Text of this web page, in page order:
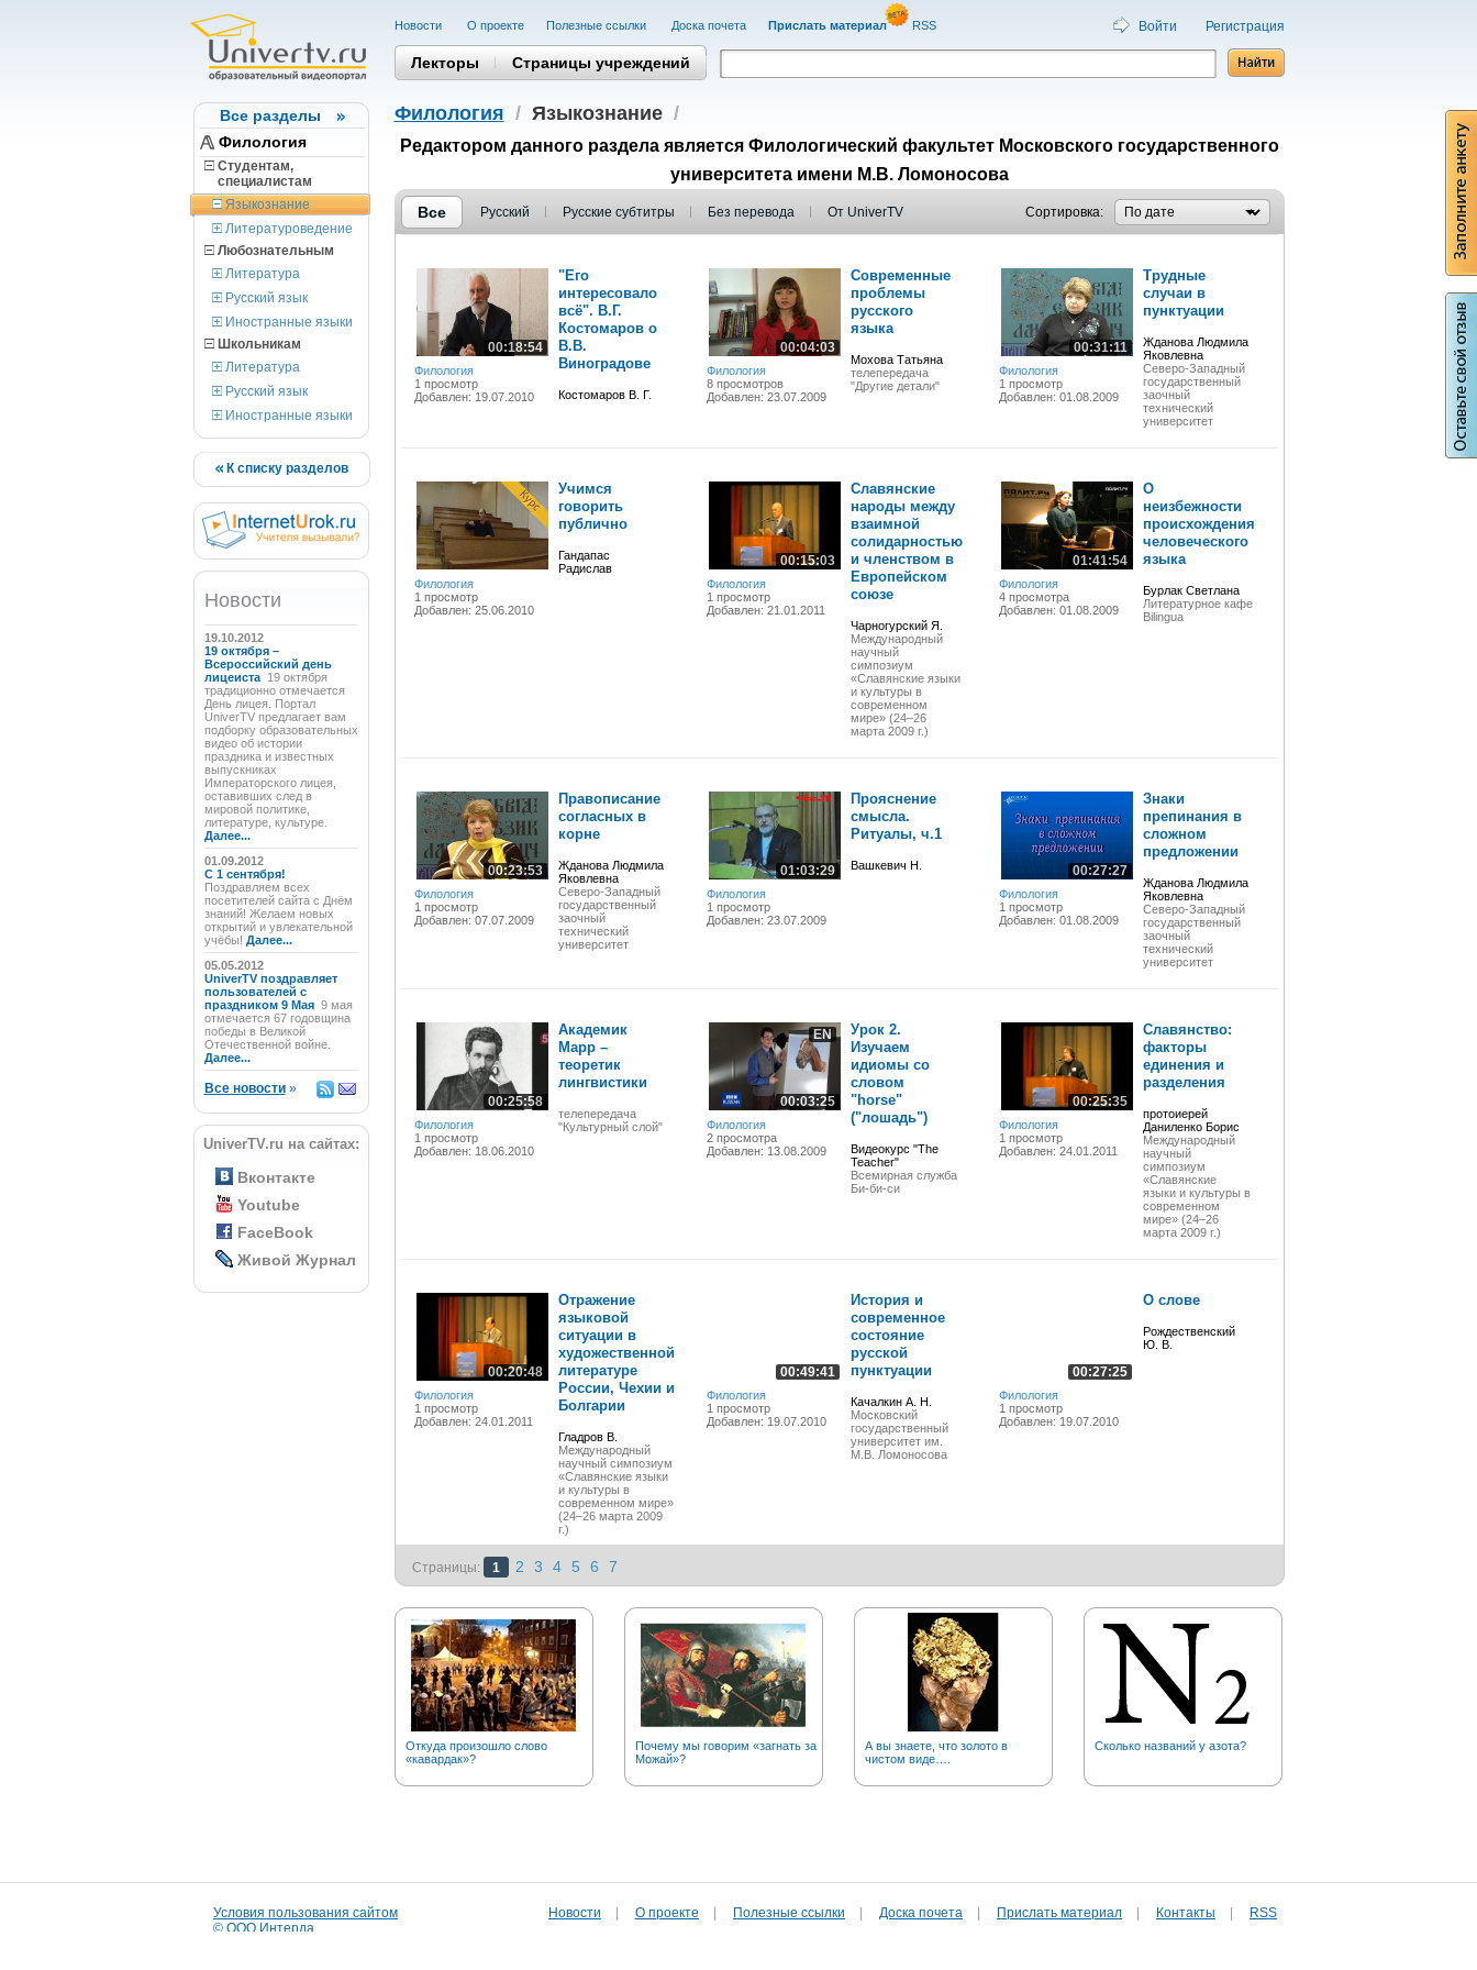
Все разделы
Филология
Студентам,
cпециалистам
Языкознание
Литературоведение
Любознательным
Литература
Русский язык
Иностранные языки
Школьникам
Литература
Русский язык
Иностранные языки
К списку разделов
Новости
19.10.2012
19 октября –
Всероссийский день
лицеиста 19 октября
традиционно отмечается
День лицея. Портал
UniverTV предлагает вам
подборку образовательных
видео об истории
праздника и известных
выпускниках
Императорского лицея,
оставивших след в
мировой политике,
литературе, культуре.
Далее...
01.09.2012
C 1 сентября!
Поздравляем всех
посетителей сайта с Днём
знаний! Желаем новых
открытий и увлекательной
учёбы! Далее...
05.05.2012
UniverTV поздравляет
пользователей с
праздником 9 Мая 9 мая
отмечается 67 годовщина
победы в Великой
Отечественной войне.
Далее...
Все новости»
UniverTV.ru на сайтах:
Вконтакте
Youtube
FaceBook
Живой Журнал
Новости О проекте Полезные cсылки Доска почета Прислать материал RSS Войти Регистрация
Лекторы Страницы учреждений
Филология / Языкознание/
Редактором данного раздела является Филологический факультет Московского государственного
университета имени М.В. Ломоносова
Все Русский Русские субтитры Без перевода От UniverTV Сортировка:
00:18:54
Филология
1 просмотр
Добавлен: 19.07.2010
"Его
интересовало
всё". В.Г.
Костомаров о
В.В.
Виноградове
Костомаров В. Г.
00:04:03
Филология
8 просмотров
Добавлен: 23.07.2009
Современные
проблемы
русского
языка
Мохова Татьяна
телепередача
"Другие детали"
00:31:11
Филология
1 просмотр
Добавлен: 01.08.2009
Трудные
случаи в
пунктуации
Жданова Людмила
Яковлевна
Северо-Западный
государственный
заочный
технический
университет
Филология
1 просмотр
Добавлен: 25.06.2010
Учимся
говорить
публично
Гандапас
Радислав
00:15:03
Филология
1 просмотр
Добавлен: 21.01.2011
Славянские
народы между
взаимной
солидарностью
и членством в
Европейском
cоюзе
Чарногурский Я.
Международный
научный
симпозиум
«Славянские языки
и культуры в
современном
мире» (24–26
марта 2009 г.)
01:41:54
Филология
4 просмотра
Добавлен: 01.08.2009
О
неизбежности
происхождения
человеческого
языка
Бурлак Светлана
Литературное кафе
Вilingua
00:23:53
Филология
1 просмотр
Добавлен: 07.07.2009
Правописание
согласных в
корне
Жданова Людмила
Яковлевна
Северо-Западный
государственный
заочный
технический
университет
01:03:29
Филология
1 просмотр
Добавлен: 23.07.2009
Прояснение
смысла.
Ритуалы, ч.1
Вашкевич Н. 00:27:27
Филология
1 просмотр
Добавлен: 01.08.2009
Знаки
препинания в
сложном
предложении
Жданова Людмила
Яковлевна
Северо-Западный
государственный
заочный
технический
университет
00:25:58
Филология
1 просмотр
Добавлен: 18.06.2010
Академик
Марр –
теоретик
лингвистики
телепередача
"Культурный слой"
EN
00:03:25
Филология
2 просмотра
Добавлен: 13.08.2009
Урок 2.
Изучаем
идиомы со
словом
"horse"
("лошадь")
Видеокурс "The
Teacher"
Всемирная служба
Би-би-си
00:25:35
Филология
1 просмотр
Добавлен: 24.01.2011
Славянство:
факторы
единения и
разделения
протоиерей
Даниленко Борис
Международный
научный
симпозиум
«Славянские
языки и культуры в
современном
мире» (24–26
марта 2009 г.)
00:20:48
Филология
1 просмотр
Добавлен: 24.01.2011
Отражение
языковой
ситуации в
художественной
литературе
России, Чехии и
Болгарии
Гладров В.
Международный
научный симпозиум
«Славянские языки
и культуры в
современном мире»
(24–26 марта 2009
г.)
00:49:41
Филология
1 просмотр
Добавлен: 19.07.2010
История и
современное
состояние
русской
пунктуации
Качалкин А. Н.
Московский
государственный
университет им.
М.В. Ломоносова
00:27:25
Филология
1 просмотр
Добавлен: 19.07.2010
О слове
Рождественский
Ю. В.
Страницы: 1 2 3 4 5 6 7
Откуда произошло слово
«кавардак»?
Почему мы говорим «загнать за
Можай»?
А вы знаете, что золото в
чистом виде….
Сколько названий у азота?
Условия пользования сайтом
© ООО Интерда
Новости О проекте Полезные cсылки Доска почета Прислать материал Контакты RSS